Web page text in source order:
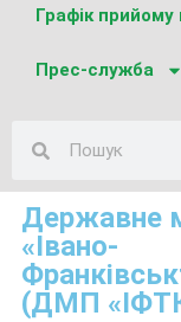
Графік
Прес-служба
Державне
«Івано-
(ДМП